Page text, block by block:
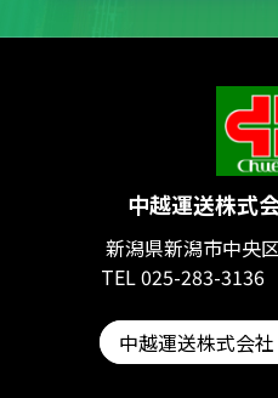
中越運送株式
新潟県新潟市中央
TEL 025-283-3136
中越運送株式会